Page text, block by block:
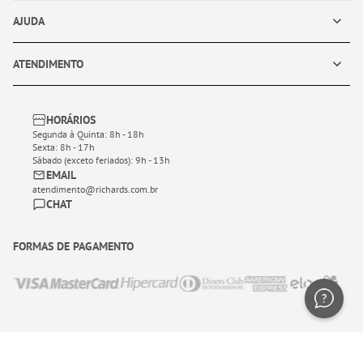
AJUDA
ATENDIMENTO
HORÁRIOS
Segunda à Quinta: 8h - 18h
Sexta: 8h - 17h
Sábado (exceto feriados): 9h - 13h
EMAIL
atendimento@richards.com.br
CHAT
FORMAS DE PAGAMENTO